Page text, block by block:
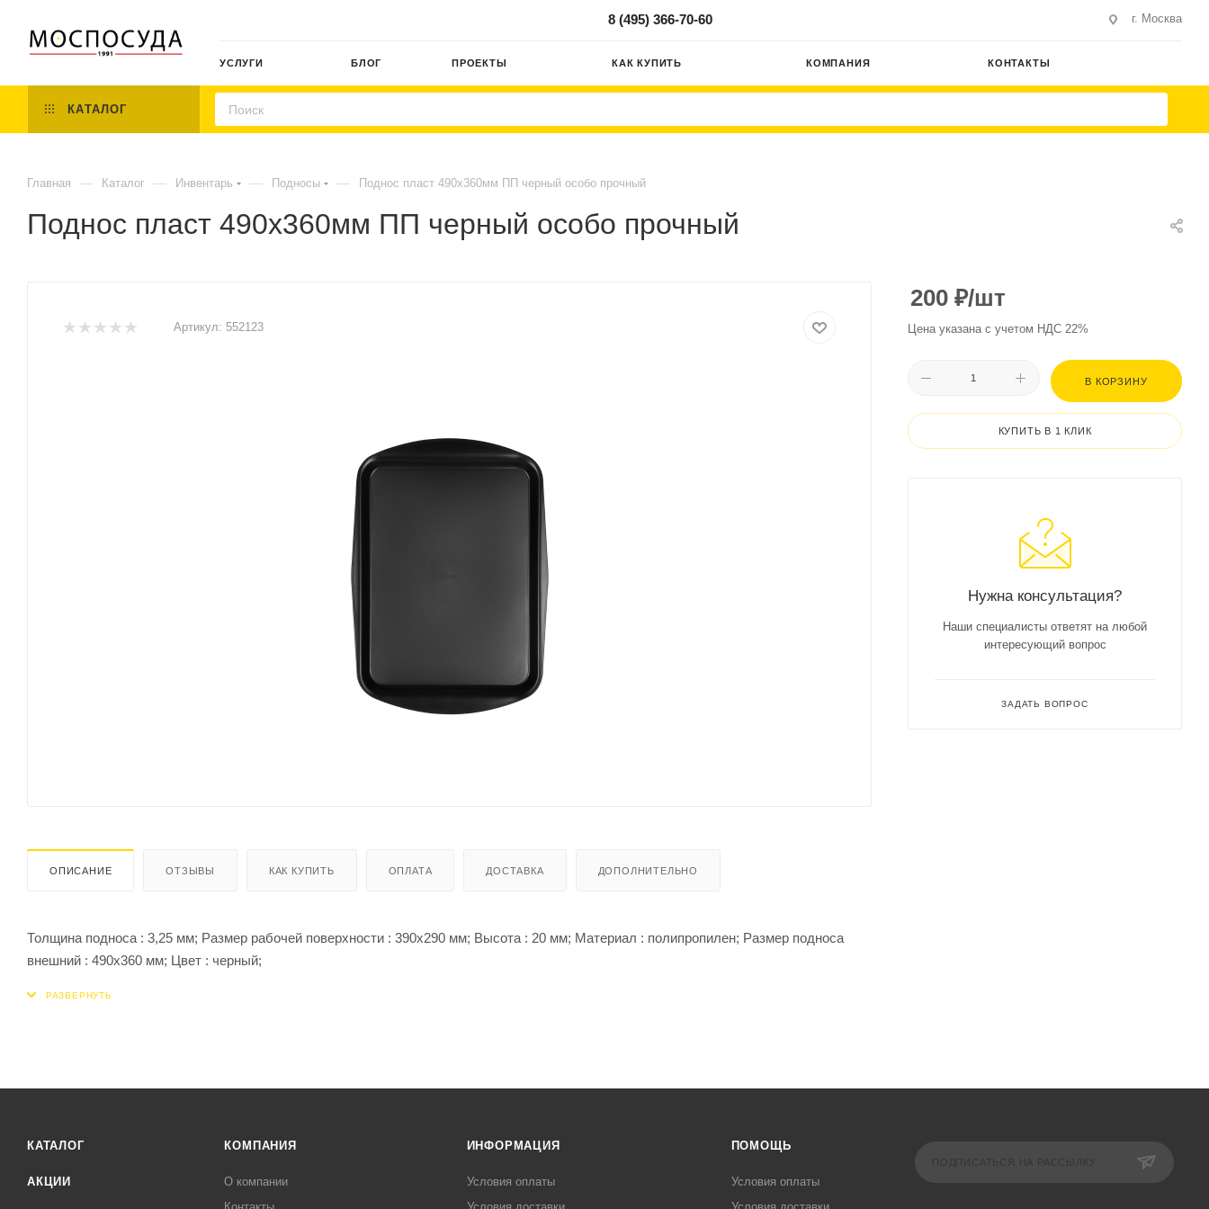
8 (495) 366-70-60 г. Москва
УСЛУГИ БЛОГ ПРОЕКТЫ КАК КУПИТЬ КОМПАНИЯ КОНТАКТЫ
КАТАЛОГ
Главная — Каталог — Инвентарь — Подносы — Поднос пласт 490х360мм ПП черный особо прочный
Поднос пласт 490х360мм ПП черный особо прочный
Артикул: 552123
ОПИСАНИЕ ОТЗЫВЫ КАК КУПИТЬ ОПЛАТА ДОСТАВКА ДОПОЛНИТЕЛЬНО
Толщина подноса : 3,25 мм; Размер рабочей поверхности : 390х290 мм; Высота : 20 мм; Материал : полипропилен; Размер подноса
внешний : 490х360 мм; Цвет : черный;
200 ₽/шт
Цена указана с учетом НДС 22%
В КОРЗИНУ
КУПИТЬ В 1 КЛИК
Нужна консультация?
Наши специалисты ответят на любой
интересующий вопрос
ЗАДАТЬ ВОПРОС
КАТАЛОГ
АКЦИИ
КОМПАНИЯ
О компании
ИНФОРМАЦИЯ
Условия оплаты
ПОМОЩЬ
Условия оплаты